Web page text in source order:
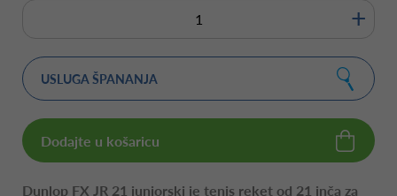
+
USLUGA ŠPANANJA
Dodajte u košaricu
Dunlop FX JR 21 juniorski je tenis reket od 21 inča za